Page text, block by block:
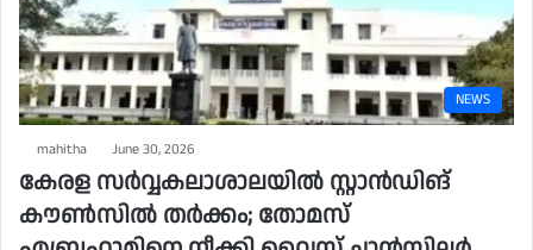
NEWS
mahitha June 30, 2026
കേരള സർവ്വകലാശാലയിൽ സ്റ്റാൻഡിങ്
കൗൺസിൽ തർക്കം; തോമസ്